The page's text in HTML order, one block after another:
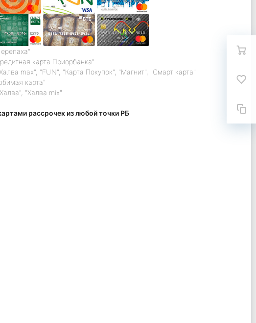
карта Приорбанка"
max", "FUN", "Карта Покупок", "Магнит", "Смарт карта"
карта"
"Халва mix"
рассрочек из любой точки РБ